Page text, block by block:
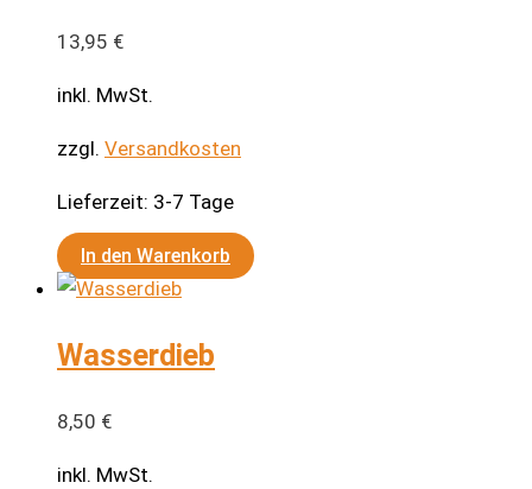
13,95 €
inkl. MwSt.
zzgl. Versandkosten
Lieferzeit: 3-7 Tage
In den Warenkorb
Wasserdieb
8,50 €
inkl. MwSt.